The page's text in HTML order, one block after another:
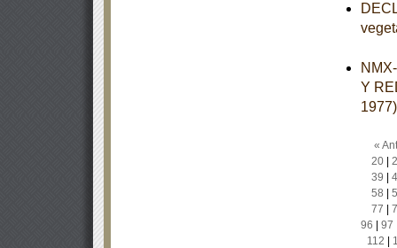
Y
«
20|
39
58
77
96
97
112